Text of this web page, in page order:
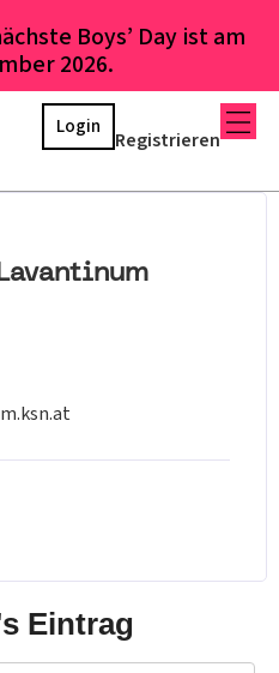
Boys’ Day ist am
2026.
Registrieren
Login
Eintrag